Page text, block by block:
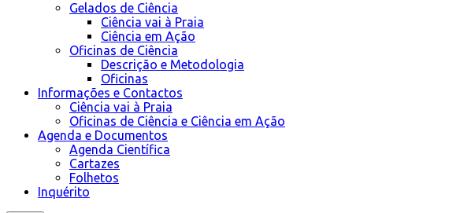
Gelados de Ciência
Ciência vai à Praia
Ciência em Ação
Oficinas de Ciência
Descrição e Metodologia
Oficinas
Informações e Contactos
Ciência vai à Praia
Oficinas de Ciência e Ciência em Ação
Agenda e Documentos
Agenda Científica
Cartazes
Folhetos
Inquérito